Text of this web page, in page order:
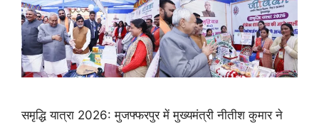
समृद्धि यात्रा 2026: मुजफ्फरपुर में मुख्यमंत्री नीतीश कुमार ने